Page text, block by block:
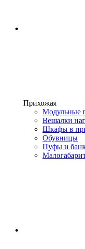
Прихожая
Модульные
Вешалки
Шкафы в
Обувницы
Пуфы и